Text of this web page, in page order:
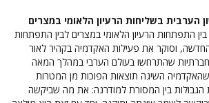
הערבית בשליחות הרעיון הלאומי במצרים
התפתחות הרעיון הלאומי במצרים לבין התפתחות
וסוקר את פעילות האקדמיה בקהיר לאור
שהתרחשו בעולם הערבי במהלך המאה
השיגה תוצאות הפוכות מן המטרות
בין המסורת למודרנה: את מה שביקשה